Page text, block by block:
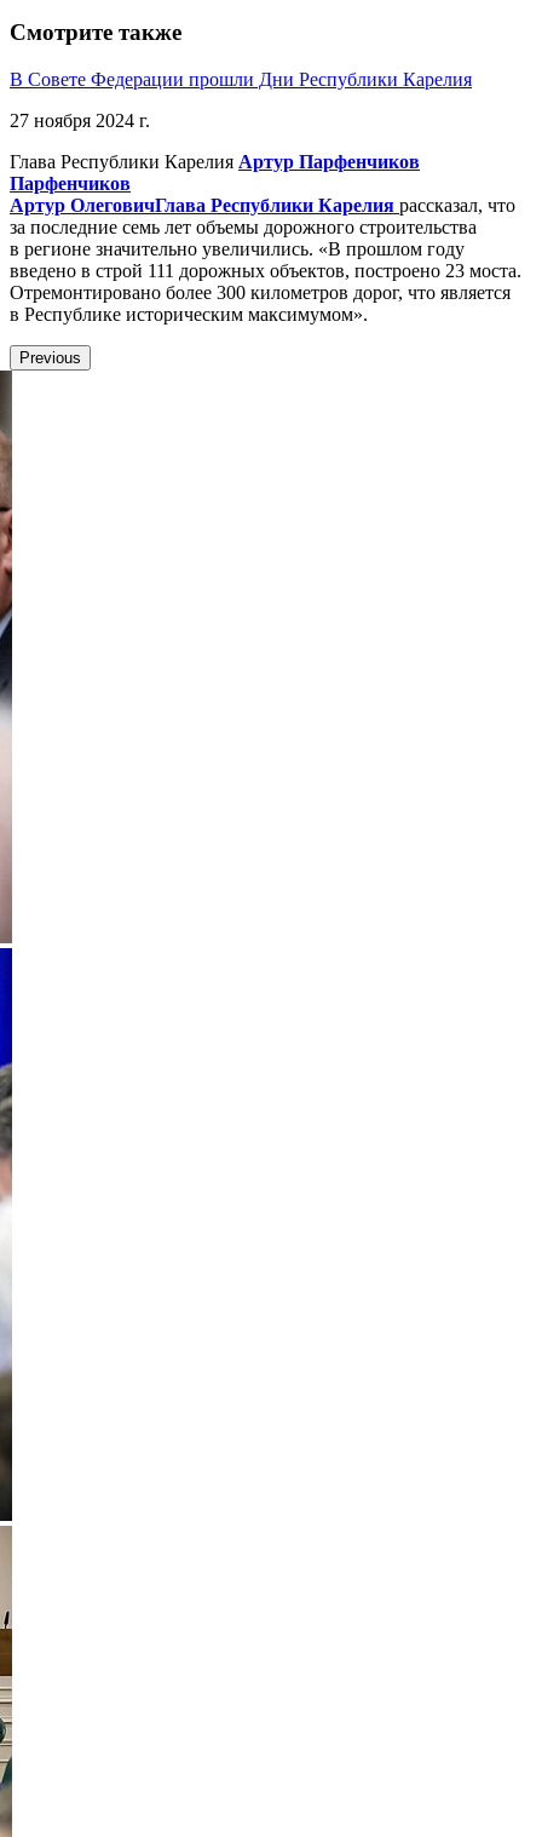
Смотрите также
В Совете Федерации прошли Дни Республики Карелия
27 ноября 2024 г.
Глава Республики Карелия Артур Парфенчиков
Парфенчиков
Артур ОлеговичГлава Республики Карелия рассказал, что
за последние семь лет объемы дорожного строительства
в регионе значительно увеличились. «В прошлом году
введено в строй 111 дорожных объектов, построено 23 моста.
Отремонтировано более 300 километров дорог, что является
в Республике историческим максимумом».
Previous